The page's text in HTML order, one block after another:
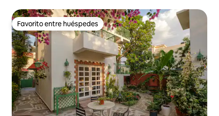
Favorito entre huéspedes
Favorito entre huéspedes